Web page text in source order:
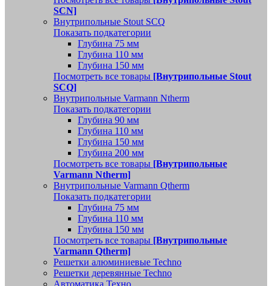
SCN]
Внутрипольные Stout SCQ
Показать подкатегории
Глубина 75 мм
Глубина 110 мм
Глубина 150 мм
Посмотреть все товары [Внутрипольные Stout
SCQ]
Внутрипольные Varmann Ntherm
Показать подкатегории
Глубина 90 мм
Глубина 110 мм
Глубина 150 мм
Глубина 200 мм
Посмотреть все товары [Внутрипольные
Varmann Ntherm]
Внутрипольные Varmann Qtherm
Показать подкатегории
Глубина 75 мм
Глубина 110 мм
Глубина 150 мм
Посмотреть все товары [Внутрипольные
Varmann Qtherm]
Решетки алюминиевые Techno
Решетки деревянные Techno
Автоматика Техно